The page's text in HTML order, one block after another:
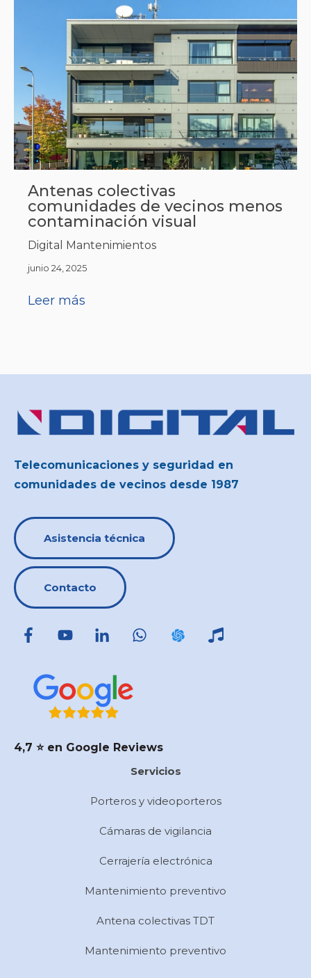
Antenas colectivas
comunidades de vecinos menos
contaminación visual
Digital Mantenimientos
junio 24, 2025
Leer más
Telecomunicaciones y seguridad en
comunidades de vecinos desde 1987
Asistencia técnica
Contacto
4,7 ⭐️ en Google Reviews
Servicios
Porteros y videoporteros
Cámaras de vigilancia
Cerrajería electrónica
Mantenimiento preventivo
Antena colectivas TDT
Mantenimiento preventivo